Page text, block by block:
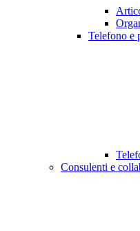
Telefono e
Consulenti e